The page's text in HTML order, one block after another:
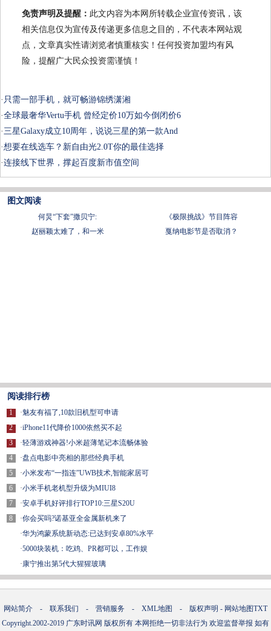
免责声明及提醒： 此文内容为本网所转载企业宣传资讯，该
相关信息仅为宣传及传递更多信息之目的，不代表本网站观
点，文章真实性请浏览者慎重核实！任何投资加盟均有风
险，提醒广大民众投资需谨慎！
· 只需一部手机，就可畅游锦绣潇湘
·全球最奢华Vertu手机 曾经定价10万如今倒闭价6
· 三星Galaxy成立10周年，说说三星的第一款And
·想要在线选车？新自由光2.0T你的最佳选择
·连接线下世界，撑起百度新市值空间
图文阅读
何炅“下套”撒贝宁:
《极限挑战》节目阵容
赵丽颖太难了，和一米
戛纳电影节是否取消？
阅读排行榜
1
2
3
4
5
6
7
8
·魅友有福了,10款旧机型可申请
·iPhone11代降价1000依然买不起
·轻薄游戏神器!小米超薄笔记本流畅体验
·盘点电影中亮相的那些经典手机
·小米发布“一指连”UWB技术,智能家居可
·小米手机老机型升级为MIUI8
·安卓手机好评排行TOP10:三星S20U
·你会买吗?诺基亚全金属新机来了
·华为鸿蒙系统新动态:已达到安卓80%水平
·5000块装机：吃鸡、PR都可以，工作娱
·康宁推出第5代大猩猩玻璃
网站简介 - 联系我们 - 营销服务 - XML地图 - 版权声明 - 网站地图TXT
Copyright.2002-2019 广东时讯网 版权所有 本网拒绝一切非法行为 欢迎监督举报 如有